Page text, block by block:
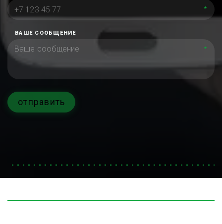
*
ВАШЕ СООБЩЕНИЕ
*
отправить